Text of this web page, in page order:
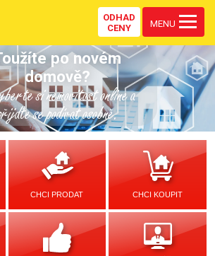
ODHAD
CENY
MENU
po novém
domově?
si nemovitost online a
se podívat osobně.
CHCI PRODAT CHCI KOUPIT